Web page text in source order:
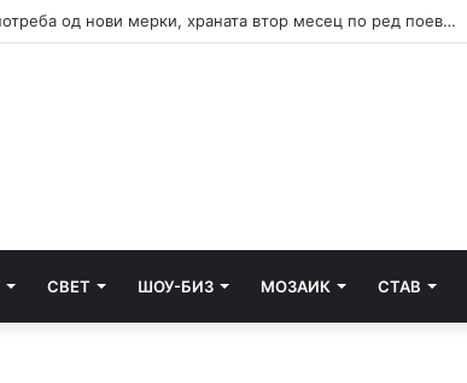
Министерството за економија: Нема потреба од нови мерки, храната втор месец по ред поевтинува
СВЕТ ШОУ-БИЗ МОЗАИК СТАВ